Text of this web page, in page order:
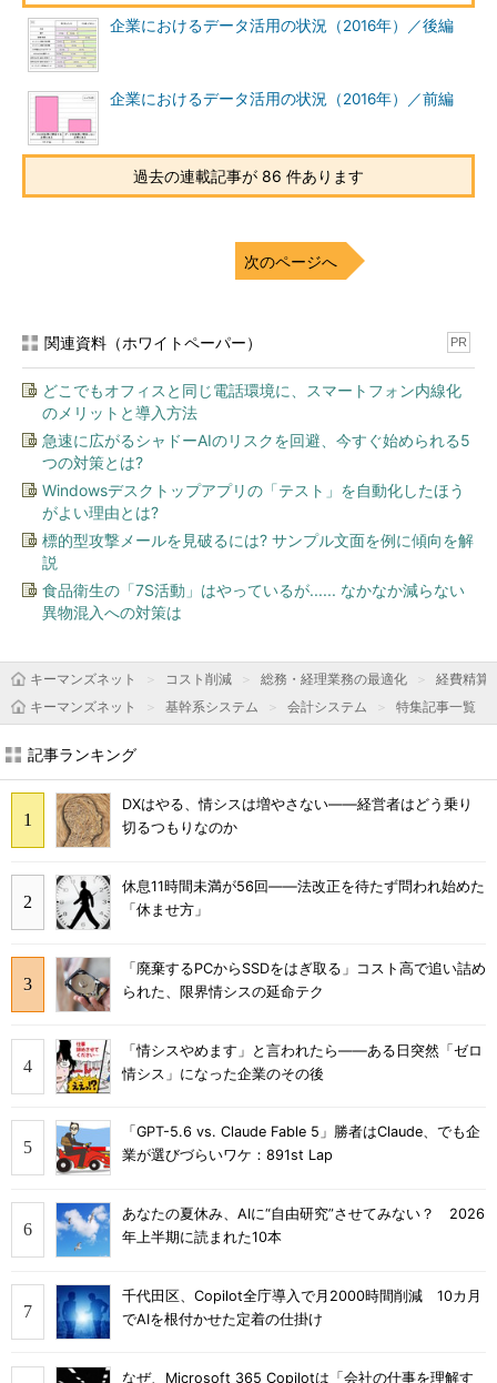
企業におけるデータ活用の状況（2016年）／後編
企業におけるデータ活用の状況（2016年）／前編
過去の連載記事が 86 件あります
次のページへ
関連資料（ホワイトペーパー） PR
どこでもオフィスと同じ電話環境に、スマートフォン内線化
のメリットと導入方法
急速に広がるシャドーAIのリスクを回避、今すぐ始められる5
つの対策とは?
Windowsデスクトップアプリの「テスト」を自動化したほう
がよい理由とは?
標的型攻撃メールを見破るには? サンプル文面を例に傾向を解
説
食品衛生の「7S活動」はやっているが...... なかなか減らない
異物混入への対策は
キーマンズネット コスト削減 総務・経理業務の最適化
経費精算
キーマンズネット
基幹系システム 会計システム 特集記事一覧
記事ランキング
DXはやる、情シスは増やさない――経営者はどう乗り
切るつもりなのか
休息11時間未満が56回――法改正を待たず問われ始めた
「休ませ方」
「廃棄するPCからSSDをはぎ取る」コスト高で追い詰め
られた、限界情シスの延命テク
「情シスやめます」と言われたら――ある日突然「ゼロ
情シス」になった企業のその後
「GPT-5.6 vs. Claude Fable 5」勝者はClaude、でも企
業が選びづらいワケ：891st Lap
あなたの夏休み、AIに“自由研究”させてみない？ 2026
年上半期に読まれた10本
千代田区、Copilot全庁導入で月2000時間削減 10カ月
でAIを根付かせた定着の仕掛け
なぜ、Microsoft 365 Copilotは「会社の仕事を理解す